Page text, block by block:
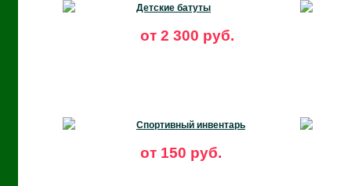
Детские батуты
от 2 300 руб.
Спортивный инвентарь
от 150 руб.